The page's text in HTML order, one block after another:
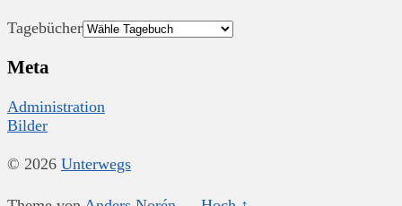
Tagebücher
Meta
Administration
Bilder
© 2026 Unterwegs